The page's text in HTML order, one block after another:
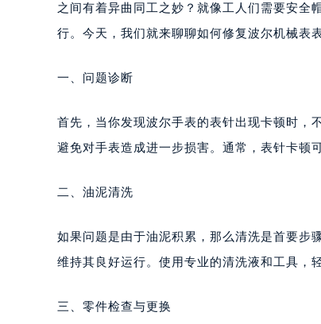
嘉兴市南湖区广益路705号嘉
南昌市红谷滩新区红谷中大道
深圳市罗湖区深南东路5001
惠州市惠城区江北文昌一路7
重庆市江北区观音桥步行街2
之间有着异曲同工之妙？就像工人们需要安全
行。今天，我们就来聊聊如何修复波尔机械表
一、问题诊断
首先，当你发现波尔手表的表针出现卡顿时，
避免对手表造成进一步损害。通常，表针卡顿
二、油泥清洗
如果问题是由于油泥积累，那么清洗是首要步
维持其良好运行。使用专业的清洗液和工具，
三、零件检查与更换